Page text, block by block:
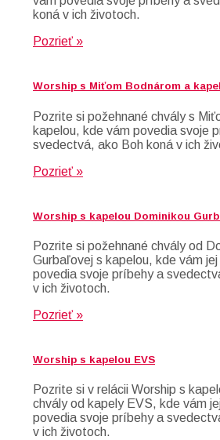
koná v ich životoch.
Pozrieť »
Worship s Miťom Bodnárom a
Pozrite si požehnané chvály s
kapelou, kde vám povedia svoje
svedectvá, ako Boh koná v ich
Pozrieť »
Worship s kapelou Dominikou
Pozrite si požehnané chvály od
Gurbaľovej s kapelou, kde vám
povedia svoje príbehy a
v ich životoch.
Pozrieť »
Worship s kapelou EVS
Pozrite si v relácii Worship s
chvály od kapely EVS, kde vám
povedia svoje príbehy a
v ich životoch.